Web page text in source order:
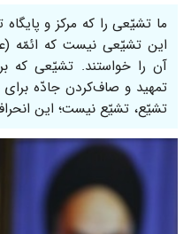
ما تشیّعی را که مرکز و
این تشیّعی نیست که ائمّه
آن را خواستند. تشیّعی که
تمهید و صاف‌کردن جادّه
تشیّع، تشیّع نیست؛ این